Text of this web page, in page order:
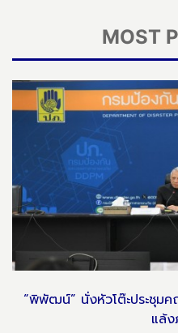
MOST
“พิพัฒน์” นั่งหัวโต๊ะประชุม
แล้ง